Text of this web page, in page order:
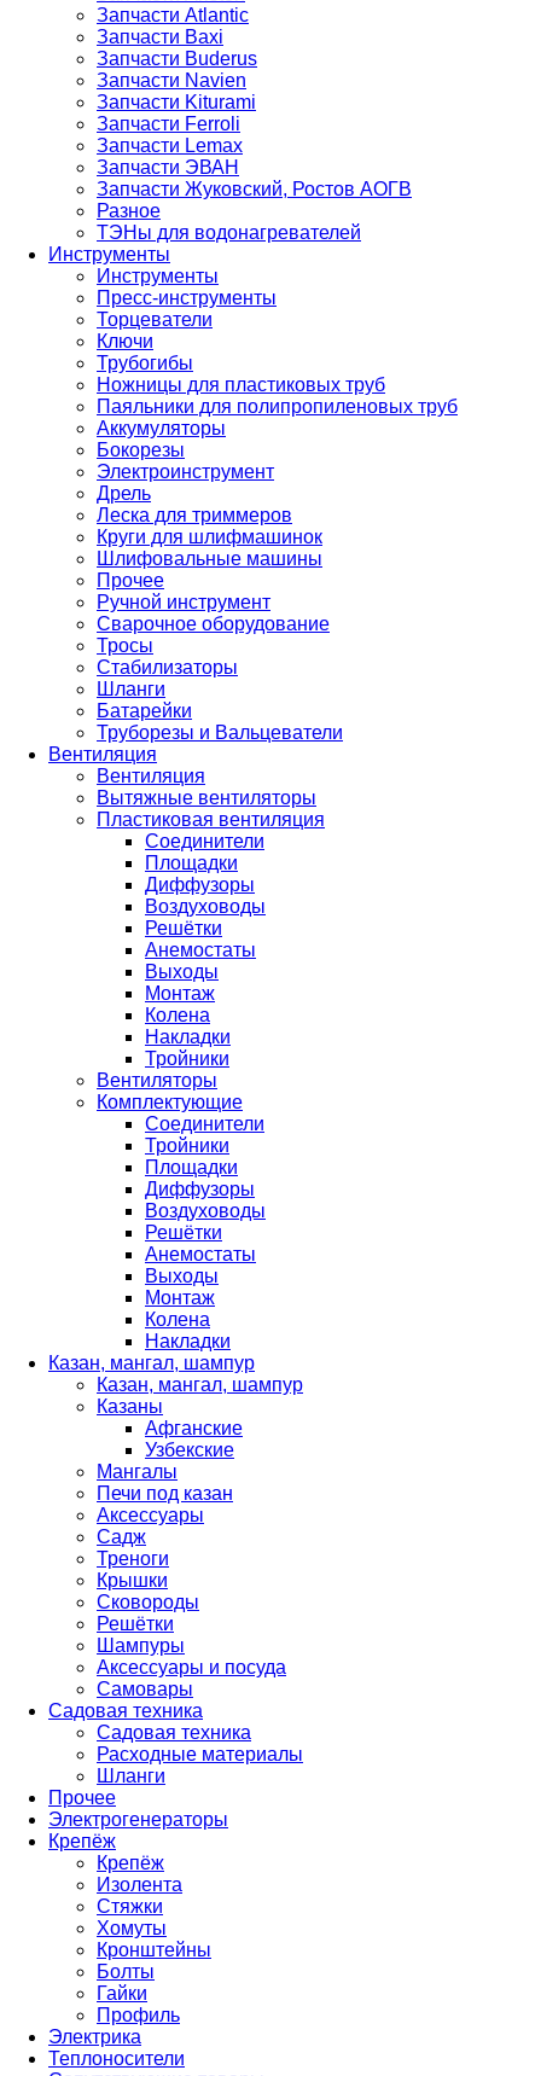
Запчасти Atlantic
Запчасти Baxi
Запчасти Buderus
Запчасти Navien
Запчасти Kiturami
Запчасти Ferroli
Запчасти Lemax
Запчасти ЭВАН
Запчасти Жуковский, Ростов АОГВ
Разное
ТЭНы для водонагревателей
Инструменты
Инструменты
Пресс-инструменты
Торцеватели
Ключи
Трубогибы
Ножницы для пластиковых труб
Паяльники для полипропиленовых труб
Аккумуляторы
Бокорезы
Электроинструмент
Дрель
Леска для триммеров
Круги для шлифмашинок
Шлифовальные машины
Прочее
Ручной инструмент
Сварочное оборудование
Тросы
Стабилизаторы
Шланги
Батарейки
Труборезы и Вальцеватели
Вентиляция
Вентиляция
Вытяжные вентиляторы
Пластиковая вентиляция
Соединители
Площадки
Диффузоры
Воздуховоды
Решётки
Анемостаты
Выходы
Монтаж
Колена
Накладки
Тройники
Вентиляторы
Комплектующие
Соединители
Тройники
Площадки
Диффузоры
Воздуховоды
Решётки
Анемостаты
Выходы
Монтаж
Колена
Накладки
Казан, мангал, шампур
Казан, мангал, шампур
Казаны
Афганские
Узбекские
Мангалы
Печи под казан
Аксессуары
Садж
Треноги
Крышки
Сковороды
Решётки
Шампуры
Аксессуары и посуда
Самовары
Садовая техника
Садовая техника
Расходные материалы
Шланги
Прочее
Электрогенераторы
Крепёж
Крепёж
Изолента
Стяжки
Хомуты
Кронштейны
Болты
Гайки
Профиль
Электрика
Теплоносители